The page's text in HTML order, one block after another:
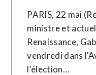
PARIS, 22 mai
ministre et
Renaissance,
vendredi dans
l'élection…